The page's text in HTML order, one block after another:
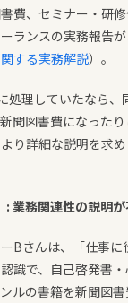
費、セミナー・研
ランスの実務報告
する実務解説）。
処理していたなら、
聞図書費になった
り詳細な説明を求
: 業務関連性の説明
Bさんは、「仕事に
識で、自己啓発書
ルの書籍を新聞図